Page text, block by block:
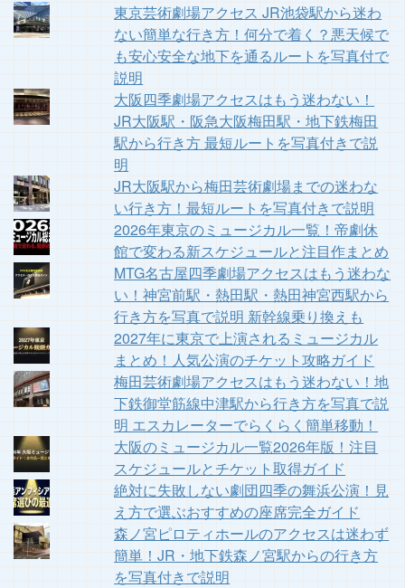
東京芸術劇場アクセス JR池袋駅から迷わ
ない簡単な行き方！何分で着く？悪天候で
も安心安全な地下を通るルートを写真付で
説明
大阪四季劇場アクセスはもう迷わない！
JR大阪駅・阪急大阪梅田駅・地下鉄梅田
駅から行き方 最短ルートを写真付きで説
明
JR大阪駅から梅田芸術劇場までの迷わな
い行き方！最短ルートを写真付きで説明
2026年東京のミュージカル一覧！帝劇休
館で変わる新スケジュールと注目作まとめ
MTG名古屋四季劇場アクセスはもう迷わな
い！神宮前駅・熱田駅・熱田神宮西駅から
行き方を写真で説明 新幹線乗り換えも
2027年に東京で上演されるミュージカル
まとめ！人気公演のチケット攻略ガイド
梅田芸術劇場アクセスはもう迷わない！地
下鉄御堂筋線中津駅から行き方を写真で説
明 エスカレーターでらくらく簡単移動！
大阪のミュージカル一覧2026年版！注目
スケジュールとチケット取得ガイド
絶対に失敗しない劇団四季の舞浜公演！見
え方で選ぶおすすめの座席完全ガイド
森ノ宮ピロティホールのアクセスは迷わず
簡単！JR・地下鉄森ノ宮駅からの行き方
を写真付きで説明